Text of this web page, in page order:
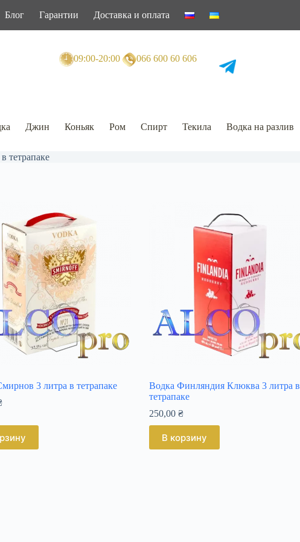
Блог Гарантии Доставка и оплата
09:00-20:00
066 600 60 606
Джин Коньяк Ром Спирт Текила Водка на разлив
тетрапаке
3 литра в тетрапаке
Водка Финляндия Клюква 3 литра в
тетрапаке
250,00 ₴
В корзину